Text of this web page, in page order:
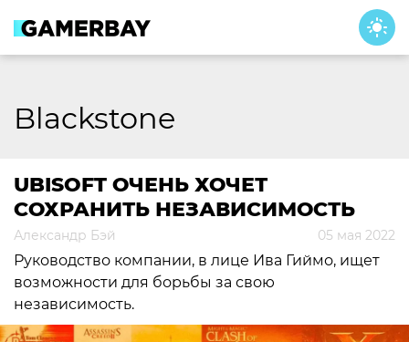
content
Blackstone
UBISOFT ОЧЕНЬ ХОЧЕТ
СОХРАНИТЬ НЕЗАВИСИМОСТЬ
Александр Бэй 05 мая 2022
Руководство компании, в лице Ива Гиймо, ищет
возможности для борьбы за свою
независимость.